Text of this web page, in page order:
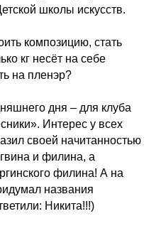
школы искусств.
композицию, стать
кг несёт на себе
на пленэр?
дня – для клуба
Интерес у всех
своей начитанностью
и филина, а
филина! А на
названия
Никита!!!)